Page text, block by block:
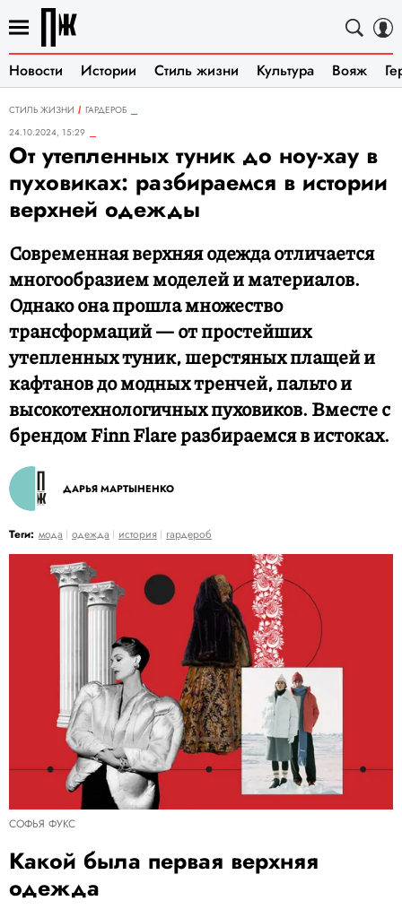
Новости Истории Стиль жизни Культура Вояж
СТИЛЬ ЖИЗНИ
ГАРДЕРОБ
24.10.2024, 15:29
От утепленных туник до ноу-хау в
пуховиках: разбираемся в истории
верхней одежды
Современная верхняя одежда отличается
многообразием моделей и материалов.
Однако она прошла множество
трансформаций — от простейших
утепленных туник, шерстяных плащей и
кафтанов до модных тренчей, пальто и
высокотехнологичных пуховиков. Вместе с
брендом Finn Flare разбираемся в истоках.
ДАРЬЯ МАРТЫНЕНКО
Теги: мода одежда история гардероб
СОФЬЯ ФУКС
Какой была первая верхняя
одежда